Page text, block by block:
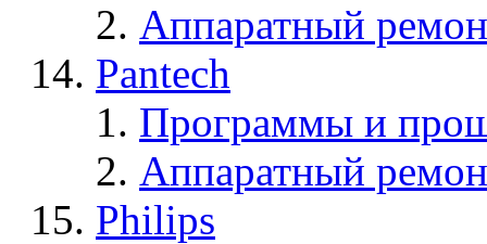
Аппаратный
Pantech
Программы и
Аппаратный
Philips